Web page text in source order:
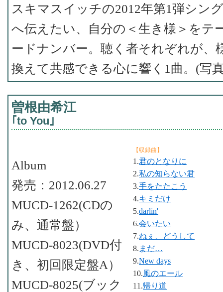
スキマスイッチの2012年第1弾シン
へ伝えたい、自分の＜生き様＞をテ
ードナンバー。聴く者それぞれが、
換えて共感できる心に響く1曲。(写
曽根由希江
｢to You｣
【収録曲】
1.君のとなりに
2.私の知らない君
3.手をたたこう
4.キミだけ
5.darlin'
6.会いたい
7.ねぇ、どうして
8. まだ…
9.New days
10.風のエール
11.帰り道
Album
発売：2012.06.27
MUCD-1262(CDの
み、通常盤）
MUCD-8023(DVD付
き、初回限定盤A）
MUCD-8025(ブック